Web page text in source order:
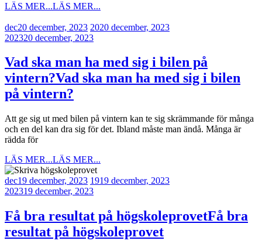
LÄS MER...LÄS MER...
dec20 december, 2023 2020 december, 2023
202320 december, 2023
Vad ska man ha med sig i bilen på
vintern?Vad ska man ha med sig i bilen
på vintern?
Att ge sig ut med bilen på vintern kan te sig skrämmande för många
och en del kan dra sig för det. Ibland måste man ändå. Många är
rädda för
LÄS MER...LÄS MER...
dec19 december, 2023 1919 december, 2023
202319 december, 2023
Få bra resultat på högskoleprovetFå bra
resultat på högskoleprovet